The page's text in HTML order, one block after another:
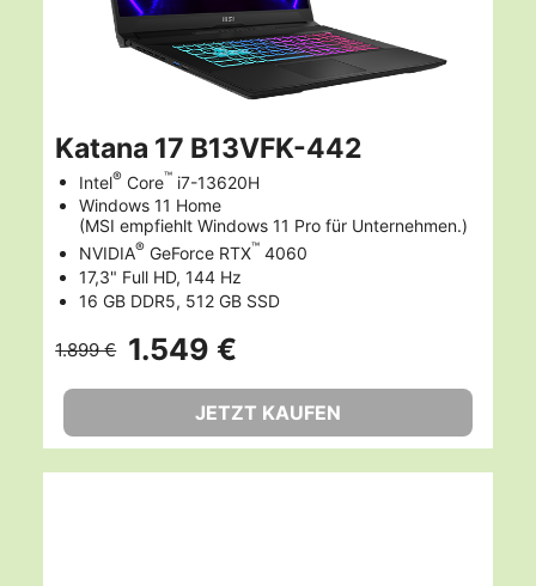
Katana 17 B13VFK-442
Intel® Core™ i7-13620H
Windows 11 Home
(MSI empfiehlt Windows 11 Pro für Unternehmen.)
NVIDIA® GeForce RTX™ 4060
17,3" Full HD, 144 Hz
16 GB DDR5, 512 GB SSD
1.899 € 1.549 €
JETZT KAUFEN